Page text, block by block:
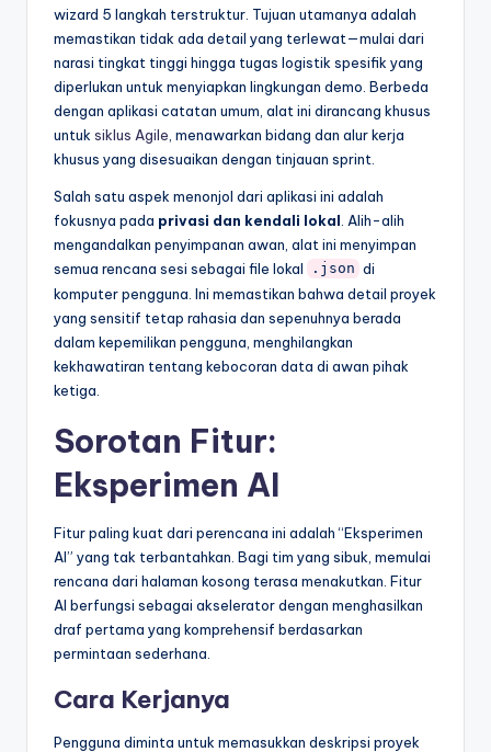
wizard 5 langkah terstruktur. Tujuan utamanya adalah
memastikan tidak ada detail yang terlewat—mulai dari
narasi tingkat tinggi hingga tugas logistik spesifik yang
diperlukan untuk menyiapkan lingkungan demo. Berbeda
dengan aplikasi catatan umum, alat ini dirancang khusus
untuk siklus Agile , menawarkan bidang dan alur kerja
khusus yang disesuaikan dengan tinjauan sprint.
Salah satu aspek menonjol dari aplikasi ini adalah
fokusnya pada privasi dan kendali lokal . Alih-alih
mengandalkan penyimpanan awan, alat ini menyimpan
semua rencana sesi sebagai file lokal
.json di
komputer pengguna. Ini memastikan bahwa detail proyek
yang sensitif tetap rahasia dan sepenuhnya berada
dalam kepemilikan pengguna, menghilangkan
kekhawatiran tentang kebocoran data di awan pihak
ketiga.
Sorotan Fitur:
Eksperimen AI
Fitur paling kuat dari perencana ini adalah “Eksperimen
AI” yang tak terbantahkan. Bagi tim yang sibuk, memulai
rencana dari halaman kosong terasa menakutkan. Fitur
AI berfungsi sebagai akselerator dengan menghasilkan
draf pertama yang komprehensif berdasarkan
permintaan sederhana.
Cara Kerjanya
Pengguna diminta untuk memasukkan deskripsi proyek